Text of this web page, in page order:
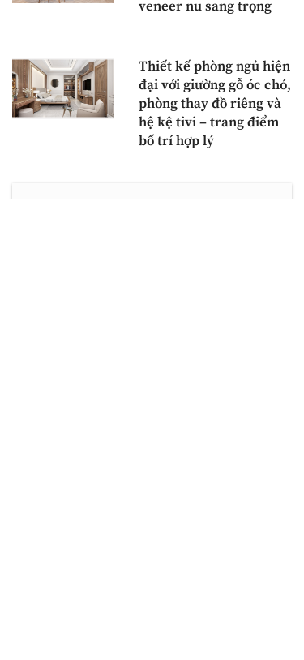
veneer nu sang trọng
Thiết kế phòng ngủ hiện
đại với giường gỗ óc chó,
phòng thay đồ riêng và
hệ kệ tivi – trang điểm
bố trí hợp lý